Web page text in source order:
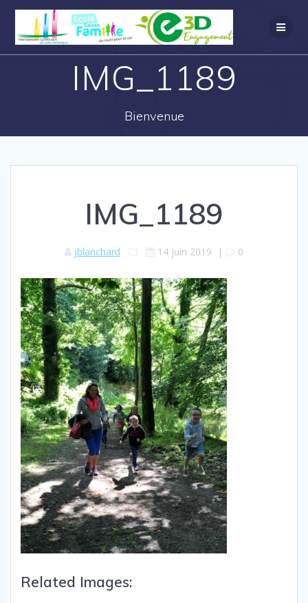
IMG_1189
Bienvenue
IMG_1189
jblanchard 14 juin 2019 | 0
Related Images: